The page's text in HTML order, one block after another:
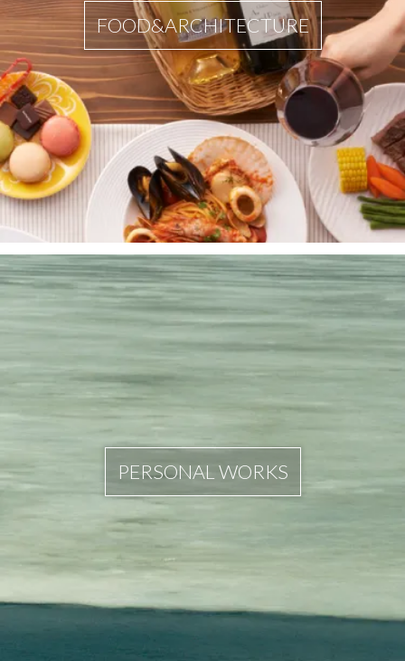
FOOD&ARCHITECTURE
PERSONAL WORKS